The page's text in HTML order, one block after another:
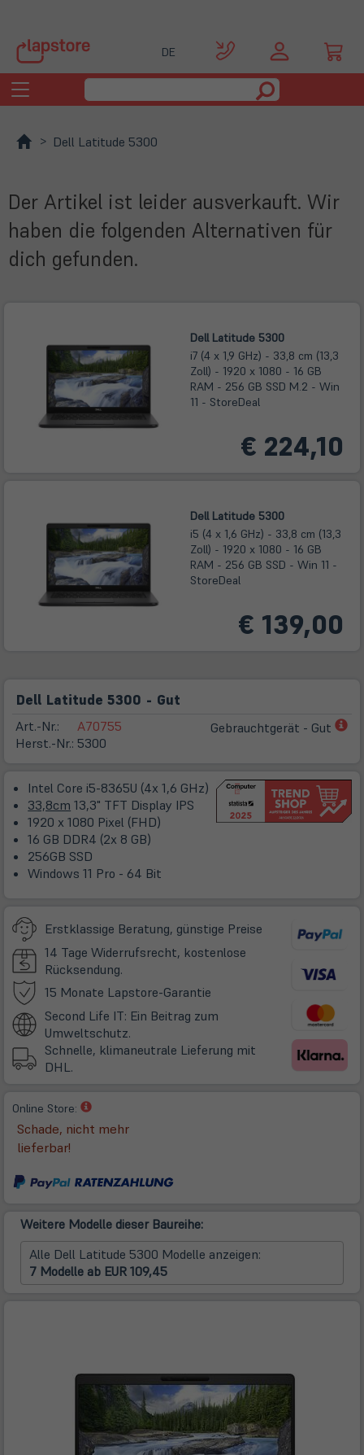
DE
Toggle
navigation
Dell Latitude 5300
Der Artikel ist leider ausverkauft. Wir
haben die folgenden Alternativen für
dich gefunden.
Dell Latitude 5300
i7 (4 x 1,9 GHz) - 33,8 cm (13,3
Zoll) - 1920 x 1080 - 16 GB
RAM - 256 GB SSD M.2 - Win
11 - StoreDeal
€ 224,10
Dell Latitude 5300
i5 (4 x 1,6 GHz) - 33,8 cm (13,3
Zoll) - 1920 x 1080 - 16 GB
RAM - 256 GB SSD - Win 11 -
StoreDeal
€ 139,00
Dell Latitude 5300 - Gut
Art.-Nr.:
Herst.-Nr.:
A70755
5300
Gebrauchtgerät - Gut
Intel Core i5-8365U (4x 1,6 GHz)
33,8cm 13,3" TFT Display IPS
1920 x 1080 Pixel (FHD)
16 GB DDR4 (2x 8 GB)
256GB SSD
Windows 11 Pro - 64 Bit
Erstklassige Beratung, günstige Preise
14 Tage Widerrufsrecht, kostenlose
Rücksendung.
15 Monate Lapstore-Garantie
neuem
Second Life IT: Ein Beitrag zum
Umweltschutz.
Schnelle, klimaneutrale Lieferung mit
DHL.
Online Store:
(öffnet
in
neuem
Schade, nicht mehr
lieferbar!
Weitere Modelle dieser Baureihe:
Alle Dell Latitude 5300 Modelle anzeigen:
7 Modelle ab EUR 109,45